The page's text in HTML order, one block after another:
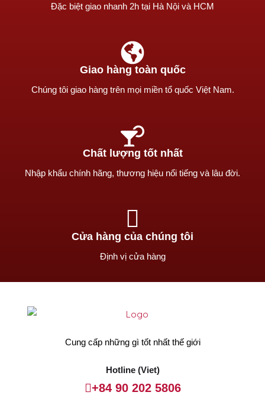
Ðặc biệt giao nhanh 2h tại Hà Nội và HCM
Giao hàng toàn quốc
Chúng tôi giao hàng trên mọi miền tổ quốc Việt Nam.
Chất lượng tốt nhất
Nhập khẩu chính hãng, thương hiệu nổi tiếng và lâu đời.
Cửa hàng của chúng tôi
Định vị cửa hàng
Cung cấp những gì tốt nhất thế giới
Hotline (Viet)
+84 90 202 5806